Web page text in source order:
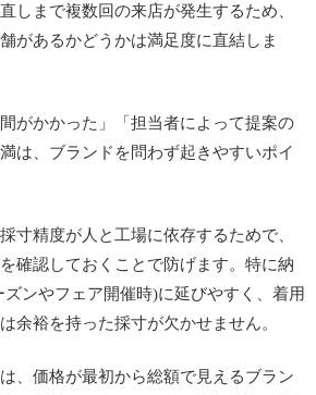
ーツの下取りで安く買えますか
しまで複数回の来店が発生するため、
があるかどうかは満足度に直結しま
がかかった」「担当者によって提案の
は、ブランドを問わず起きやすいポイ
寸精度が人と工場に依存するためで、
確認しておくことで防げます。特に納
ンやフェア開催時)に延びやすく、着用
余裕を持った採寸が欠かせません。
、価格が最初から総額で見えるブラン